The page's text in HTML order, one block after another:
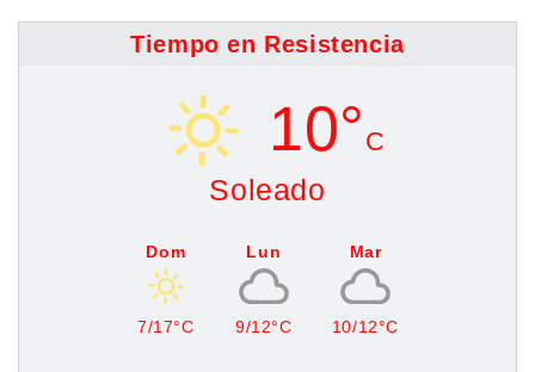
Tiempo en Resistencia
10° C
Soleado
Dom
7/17°C
Lun
9/12°C
Mar
10/12°C